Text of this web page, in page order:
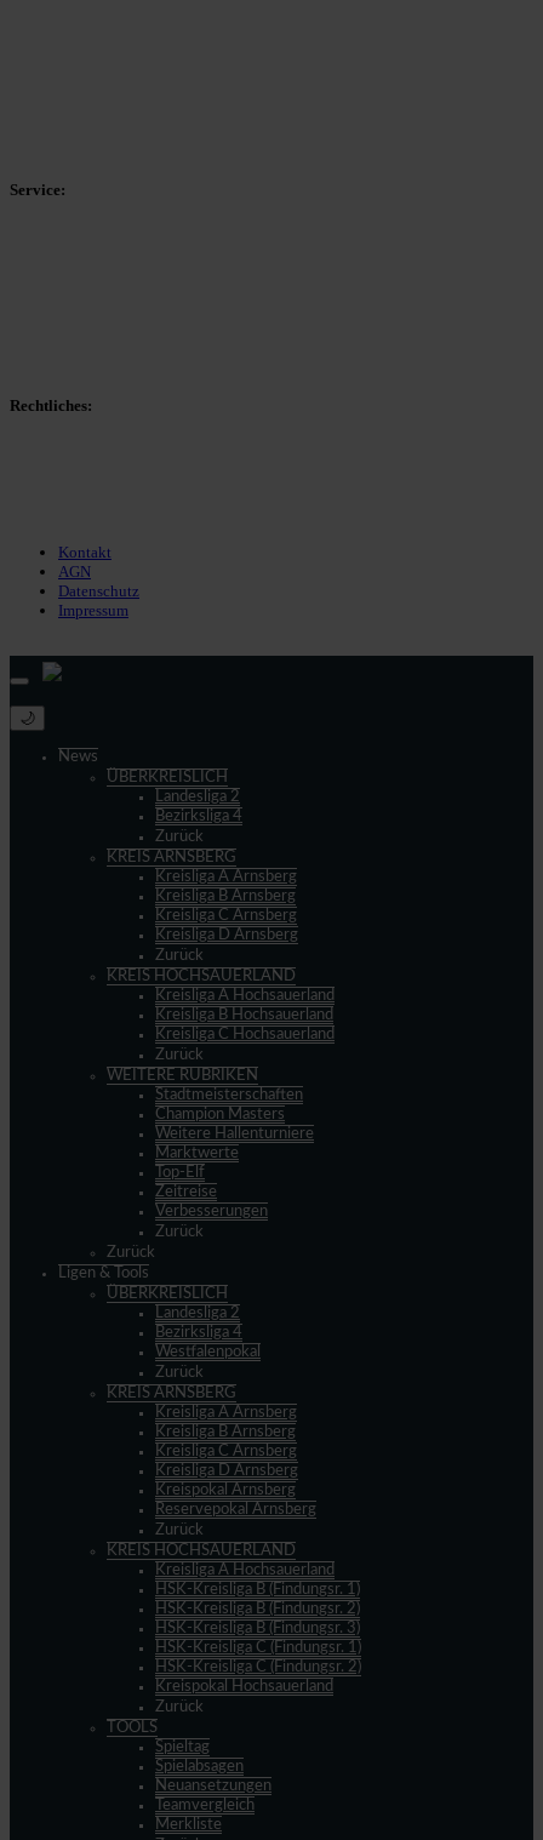
Service:
Rechtliches:
Kontakt
AGN
Datenschutz
Impressum
🌙
News
ÜBERKREISLICH
Landesliga 2
Bezirksliga 4
Zurück
KREIS ARNSBERG
Kreisliga A Arnsberg
Kreisliga B Arnsberg
Kreisliga C Arnsberg
Kreisliga D Arnsberg
Zurück
KREIS HOCHSAUERLAND
Kreisliga A Hochsauerland
Kreisliga B Hochsauerland
Kreisliga C Hochsauerland
Zurück
WEITERE RUBRIKEN
Stadtmeisterschaften
Champion Masters
Weitere Hallenturniere
Marktwerte
Top-Elf
Zeitreise
Verbesserungen
Zurück
Zurück
Ligen & Tools
ÜBERKREISLICH
Landesliga 2
Bezirksliga 4
Westfalenpokal
Zurück
KREIS ARNSBERG
Kreisliga A Arnsberg
Kreisliga B Arnsberg
Kreisliga C Arnsberg
Kreisliga D Arnsberg
Kreispokal Arnsberg
Reservepokal Arnsberg
Zurück
KREIS HOCHSAUERLAND
Kreisliga A Hochsauerland
HSK-Kreisliga B (Findungsr. 1)
HSK-Kreisliga B (Findungsr. 2)
HSK-Kreisliga B (Findungsr. 3)
HSK-Kreisliga C (Findungsr. 1)
HSK-Kreisliga C (Findungsr. 2)
Kreispokal Hochsauerland
Zurück
TOOLS
Spieltag
Spielabsagen
Neuansetzungen
Teamvergleich
Merkliste